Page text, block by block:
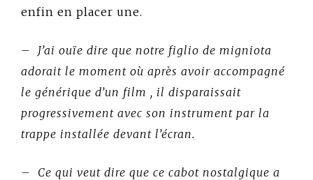
enfin en placer une.
– J’ai ouïe dire que notre figlio de migniota
adorait le moment où après avoir accompagné
le générique d’un film , il disparaissait
progressivement avec son instrument par la
trappe installée devant l’écran.
– Ce qui veut dire que ce cabot nostalgique a